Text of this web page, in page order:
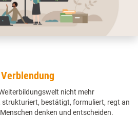
nicht mehr
strukturiert, bestätigt, formuliert, regt an
denken und entscheiden.